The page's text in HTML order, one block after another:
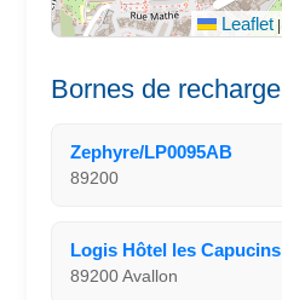
Leaflet |
Bornes de
Zephyre/LP0095AB
89200
Logis Hôtel les Capucins
89200 Avallon